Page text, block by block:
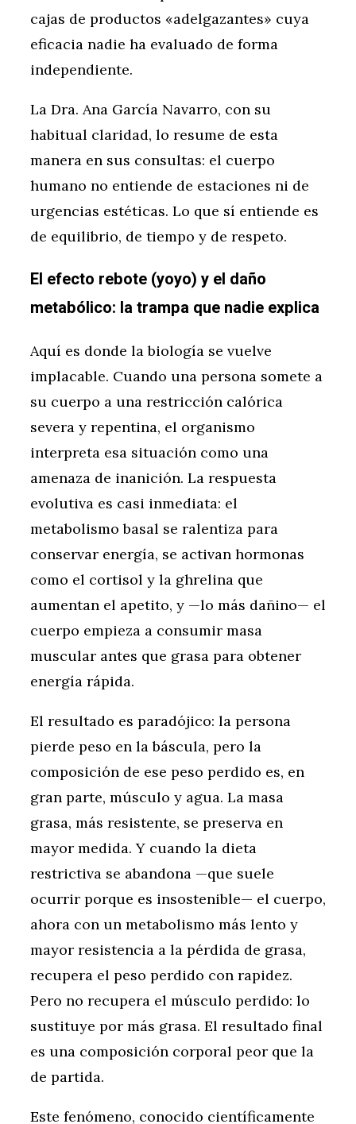
cajas de productos «adelgazantes» cuya
eficacia nadie ha evaluado de forma
independiente.
La Dra. Ana García Navarro, con su
habitual claridad, lo resume de esta
manera en sus consultas: el cuerpo
humano no entiende de estaciones ni de
urgencias estéticas. Lo que sí entiende es
de equilibrio, de tiempo y de respeto.
El efecto rebote (yoyo) y el daño
metabólico: la trampa que nadie explica
Aquí es donde la biología se vuelve
implacable. Cuando una persona somete a
su cuerpo a una restricción calórica
severa y repentina, el organismo
interpreta esa situación como una
amenaza de inanición. La respuesta
evolutiva es casi inmediata: el
metabolismo basal se ralentiza para
conservar energía, se activan hormonas
como el cortisol y la ghrelina que
aumentan el apetito, y —lo más dañino— el
cuerpo empieza a consumir masa
muscular antes que grasa para obtener
energía rápida.
El resultado es paradójico: la persona
pierde peso en la báscula, pero la
composición de ese peso perdido es, en
gran parte, músculo y agua. La masa
grasa, más resistente, se preserva en
mayor medida. Y cuando la dieta
restrictiva se abandona —que suele
ocurrir porque es insostenible— el cuerpo,
ahora con un metabolismo más lento y
mayor resistencia a la pérdida de grasa,
recupera el peso perdido con rapidez.
Pero no recupera el músculo perdido: lo
sustituye por más grasa. El resultado final
es una composición corporal peor que la
de partida.
Este fenómeno, conocido científicamente